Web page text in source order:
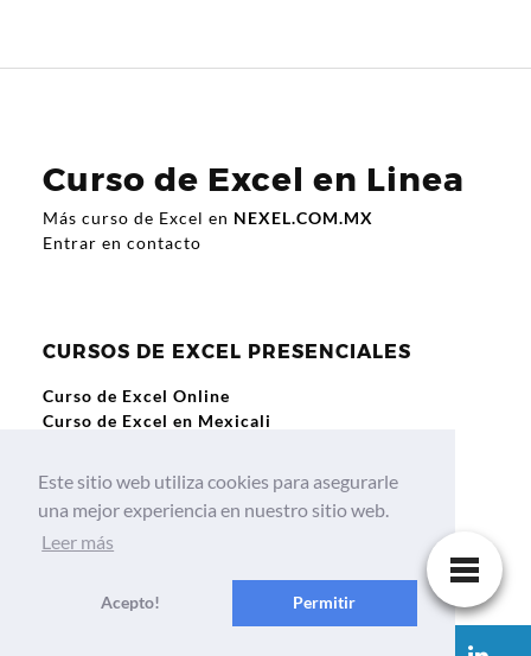
Curso de Excel en Linea
Más curso de Excel en NEXEL.COM.MX
Entrar en contacto
CURSOS DE EXCEL PRESENCIALES
Curso de Excel Online
Curso de Excel en Mexicali
Curso de Excel en Culiacan
Cursos y Talleres de Excel Online
Este sitio web utiliza cookies para asegurarle
una mejor experiencia en nuestro sitio web.
Leer más
Acepto! Permitir